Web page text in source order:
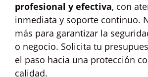
profesional y efectiva, con
inmediata y soporte continuo.
más para garantizar la
o negocio. Solicita tu
el paso hacia una protección
calidad.